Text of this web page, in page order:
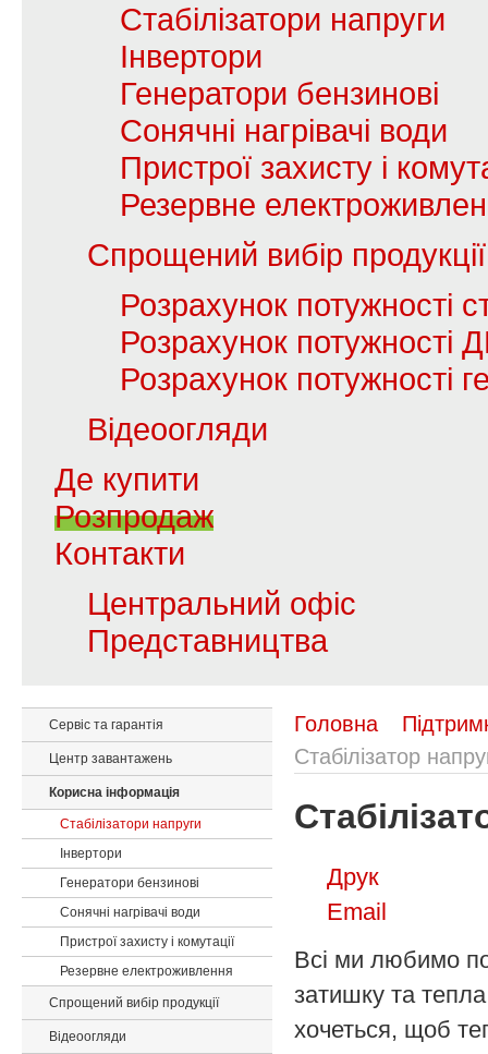
Стабілізатори напруги
Інвертори
Генератори бензинові
Сонячні нагрівачі води
Пристрої захисту і
Резервне
Спрощений вибір продукції
Розрахунок потужності
Розрахунок потужності
Розрахунок потужності
Відеоогляди
Де купити
Розпродаж
Контакти
Центральний офіс
Представництва
Головна
Стабілізатор
Друк
Email
Всі ми любимо
затишку та
хочеться, щоб
Сервіс та гарантія
Центр завантажень
Корисна інформація
Стабілізатори напруги
Інвертори
Генератори бензинові
Сонячні нагрівачі води
Пристрої захисту і комутації
Резервне електроживлення
Спрощений вибір продукції
Відеоогляди